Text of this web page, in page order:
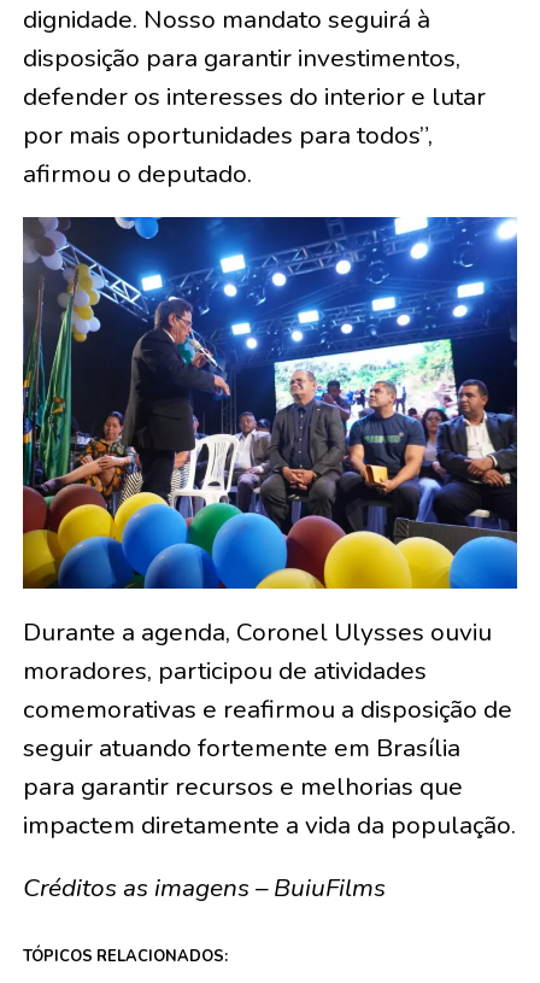
dignidade. Nosso mandato seguirá à
disposição para garantir investimentos,
defender os interesses do interior e lutar
por mais oportunidades para todos”,
afirmou o deputado.
Durante a agenda, Coronel Ulysses ouviu
moradores, participou de atividades
comemorativas e reafirmou a disposição de
seguir atuando fortemente em Brasília
para garantir recursos e melhorias que
impactem diretamente a vida da população.
Créditos as imagens – BuiuFilms
TÓPICOS RELACIONADOS: